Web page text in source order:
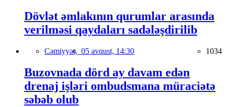
Dövlət əmlakının qurumlar arasında
verilməsi qaydaları sadələşdirilib
Cəmiyyət, 05 avqust, 14:30 1034
Buzovnada dörd ay davam edən
drenaj işləri ombudsmana müraciətə
səbəb olub